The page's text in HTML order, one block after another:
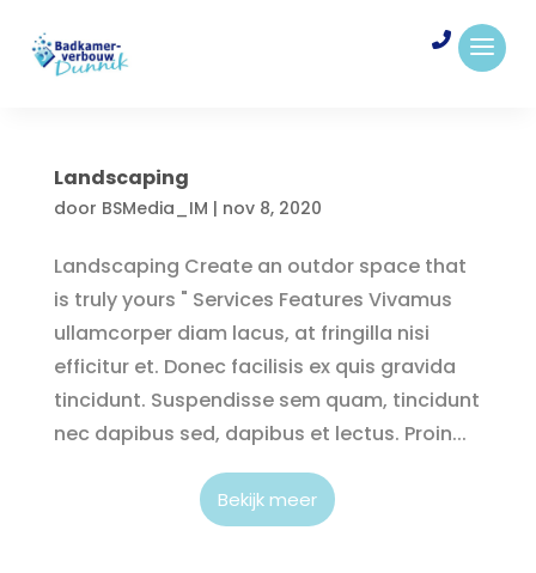
Landscaping
door BSMedia_IM | nov 8, 2020
Landscaping Create an outdor space that
is truly yours " Services Features Vivamus
ullamcorper diam lacus, at fringilla nisi
efficitur et. Donec facilisis ex quis gravida
tincidunt. Suspendisse sem quam, tincidunt
nec dapibus sed, dapibus et lectus. Proin...
Bekijk meer